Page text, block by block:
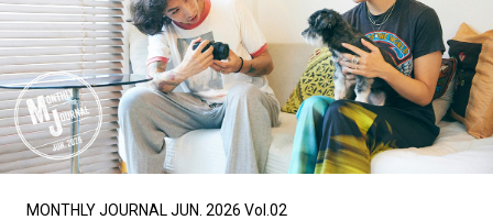
#ESSENTIAL DESIGNS #古着サミット
#NEW VINTAGE #マイナーグッド図鑑
#路地裏てぃーん。 #MONTHLY JOURNAL
#GH 銘品の所以 #フイナムのYouTube
#Commune H #FOCUS IT #AH.H
#ととけん #FASHION #MUSIC
MONTHLY JOURNAL JUN. 2026 Vol.02